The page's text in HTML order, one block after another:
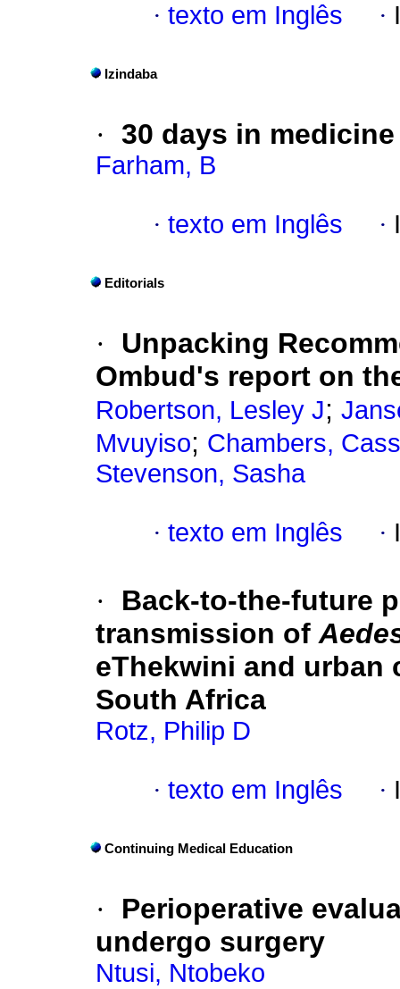
· texto em Inglês ·
Izindaba
· 30 days in medicine
Farham, B
· texto em Inglês ·
Editorials
·
Unpacking
Ombud's report on
Robertson, Lesley J;
Mvuyiso; Chambers,
Stevenson, Sasha
· texto em Inglês ·
·
Back-to-the-future
transmission of
eThekwini and urban
South Africa
Rotz, Philip D
· texto em Inglês ·
Continuing Medical Education
·
Perioperative
undergo surgery
Ntusi, Ntobeko